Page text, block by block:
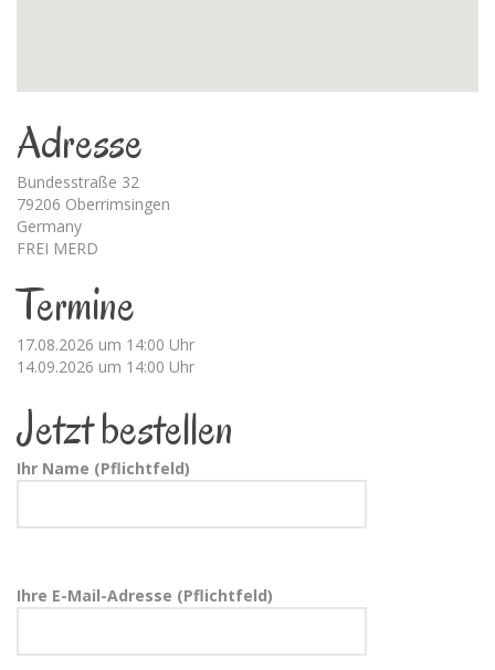
Adresse
Bundesstraße 32
79206 Oberrimsingen
Germany
FREI MERD
Termine
17.08.2026 um 14:00 Uhr
14.09.2026 um 14:00 Uhr
Jetzt bestellen
Ihr Name (Pflichtfeld)
Ihre E-Mail-Adresse (Pflichtfeld)